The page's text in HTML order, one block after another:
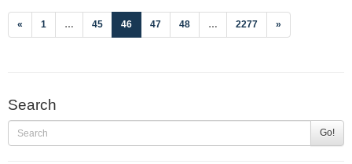
« 1 … 45 46(current)
47 48 … 2277 »
Search
Go!